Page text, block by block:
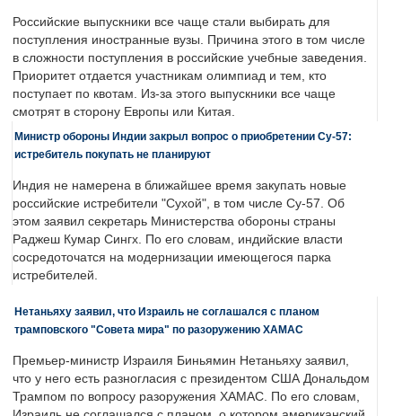
Российские выпускники все чаще стали выбирать для
поступления иностранные вузы. Причина этого в том числе
в сложности поступления в российские учебные заведения.
Приоритет отдается участникам олимпиад и тем, кто
поступает по квотам. Из-за этого выпускники все чаще
смотрят в сторону Европы или Китая.
Министр обороны Индии закрыл вопрос о приобретении Су-57:
истребитель покупать не планируют
Индия не намерена в ближайшее время закупать новые
российские истребители "Сухой", в том числе Су-57. Об
этом заявил секретарь Министерства обороны страны
Раджеш Кумар Сингх. По его словам, индийские власти
сосредоточатся на модернизации имеющегося парка
истребителей.
Нетаньяху заявил, что Израиль не соглашался с планом
трамповского "Совета мира" по разоружению ХАМАС
Премьер-министр Израиля Биньямин Нетаньяху заявил,
что у него есть разногласия с президентом США Дональдом
Трампом по вопросу разоружения ХАМАС. По его словам,